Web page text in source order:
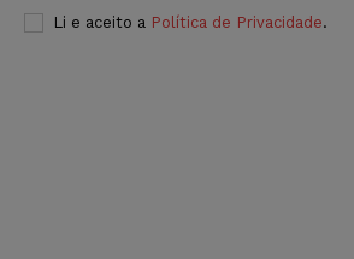
Li e aceito a Política de Privacidade.